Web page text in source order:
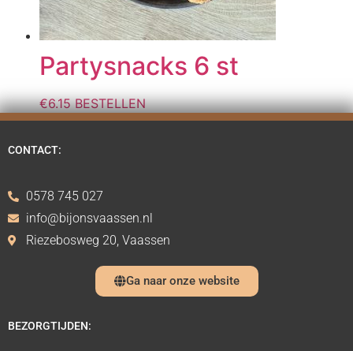
Partysnacks 6 st
€6.15 BESTELLEN
CONTACT:
0578 745 027
info@bijonsvaassen.nl
Riezebosweg 20, Vaassen
Ga naar onze website
BEZORGTIJDEN: